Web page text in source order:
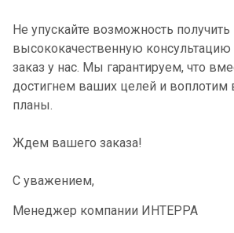
Не упускайте возможность получить
высококачественную консультацию
заказ у нас. Мы гарантируем, что
достигнем ваших целей и
планы.
Ждем вашего заказа!
С уважением,
Менеджер компании ИНТЕРРА